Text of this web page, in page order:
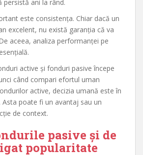
ani la rând.
este consistența. Chiar dacă un
excelent, nu există garanția că va
aceea, analiza performanței pe
active și fonduri pasive începe
când compari efortul uman
active, decizia umană este în
Asta poate fi un avantaj sau un
de context.
pasive și de
popularitate